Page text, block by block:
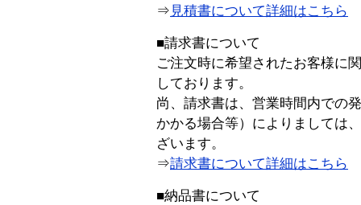
⇒ 見積書について詳細はこちら
■請求書について
ご注文時に希望されたお客様に
しております。
尚、請求書は、営業時間内での
かかる場合等）によりましては
ざいます。
⇒請求書について詳細はこちら
■納品書について